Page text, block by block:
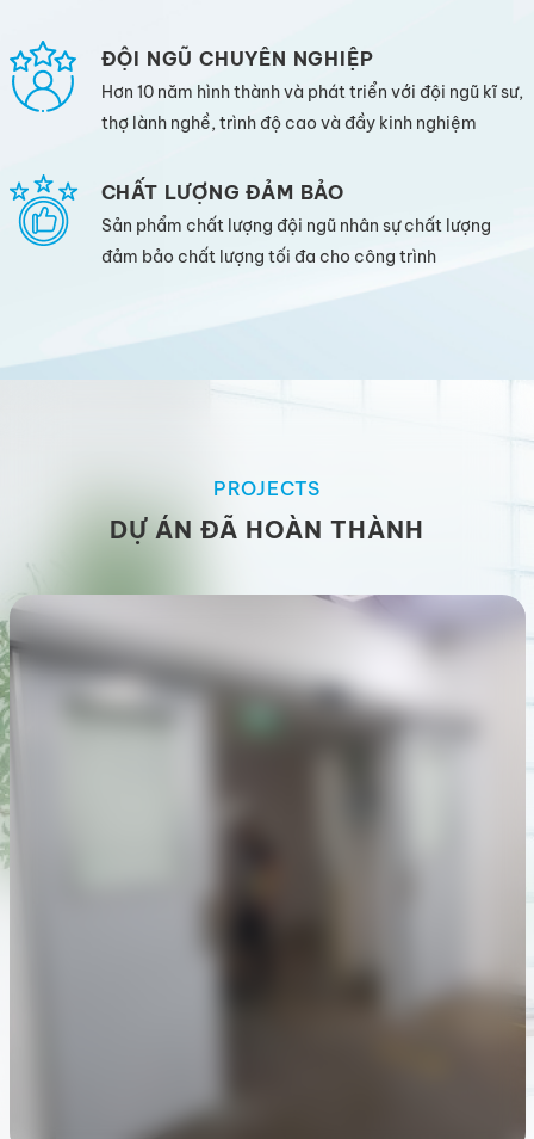
ĐỘI NGŨ CHUYÊN NGHIỆP
Hơn 10 năm hình thành và phát triển với đội ngũ kĩ sư,
thợ lành nghề, trình độ cao và đầy kinh nghiệm
CHẤT LƯỢNG ĐẢM BẢO
Sản phẩm chất lượng đội ngũ nhân sự chất lượng
đảm bảo chất lượng tối đa cho công trình
PROJECTS
DỰ ÁN ĐÃ HOÀN THÀNH